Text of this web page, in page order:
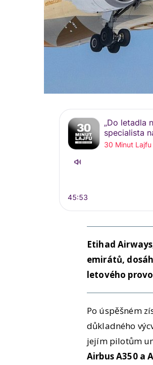
Etihad
emirátů,
letového
Po úspěšném
důkladného
jejím pilotům
Airbus A350 a